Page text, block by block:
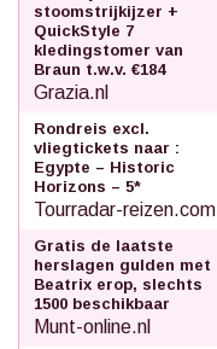
stoomstrijkijzer +
QuickStyle 7
kledingstomer van
Braun t.w.v. €184
Grazia.nl
Rondreis excl.
vliegtickets naar :
Egypte – Historic
Horizons – 5*
Tourradar-reizen.com
Gratis de laatste
herslagen gulden met
Beatrix erop, slechts
1500 beschikbaar
Munt-online.nl